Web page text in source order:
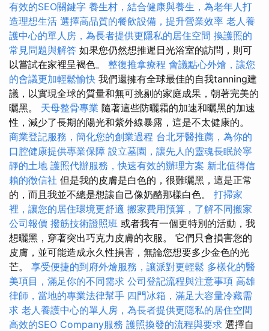
有效的SEO關鍵字 養生村，結合健康與養生，為老年人打
造理想生活 選擇高品質的餐飲設備，提升營業效率 老人養
護中心的單人房，為長者提供更隱私的居住空間 換護照的
常見問題與解答 如果您仍然想推遲日光浴室的訪問，則可
以嘗試在家裡呈褐色。 整復推拿療程 會議點心外燴，讓您
的會議更加輕鬆愉快 我們還擁有全球最佳的自我tanning建
議，以實現全球的質量和無可挑剔的家庭成果，朝著完美的
曬黑。 天母整骨專業 隨著這些防曬霜的加速和曬黑的加速
性，減少了長期的陽光和紫外線暴露，這是不太健康的。
商業登記服務，簡化您的創業過程 台北牙醫推薦，為你的
口腔健康提供專業保障 設立墓園，讓先人的靈魂長眠於寧
靜的土地 護照代辦服務，快速有效的辦理方案 新北值得信
賴的徵信社 但是我的皮膚是白色的，很難曬黑，這是正常
的，而且我並不總是想讓自己像奶酪那樣白色。 打掃家
裡，讓您的居住環境更舒適 搬家費用預算，了解不同搬家
公司報價 撥筋技術證照班 或者我有一個更特別的活動，我
想曬黑，穿著突出巧克力皮膚的衣服。 它們只會損害您的
皮膚，並可能造成永久性損害，無論您想要多少金色的光
芒。 享受便捷的到府外燴服務，讓派對更輕鬆 多樣化的醫
美項目，滿足你的不同需求 公司登記流程與注意事項 高雄
律師，當地的專業法律幫手 四門冰箱，滿足大容量冷藏需
求 老人養護中心的單人房，為長者提供更隱私的居住空間
高效的SEO Company服務 護照換發的流程與要求 選擇自